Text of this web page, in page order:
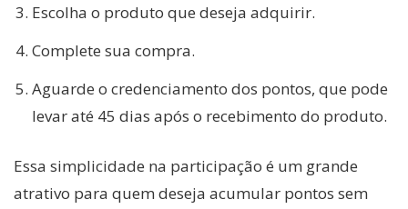
Escolha o produto que deseja adquirir.
Complete sua compra.
Aguarde o credenciamento dos pontos, que pode
levar até 45 dias após o recebimento do produto.
Essa simplicidade na participação é um grande
atrativo para quem deseja acumular pontos sem